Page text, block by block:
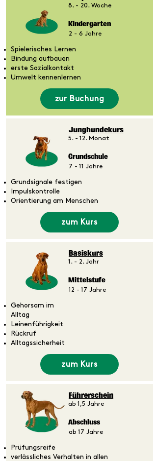
8. - 20. Woche
Kindergarten
2 - 6 Jahre
Spielerisches Lernen
Bindung aufbauen
erste Sozialkontakt
Umwelt kennenlernen
zur Buchung
Junghundekurs
5. - 12. Monat
Grundschule
7 - 11 Jahre
Grundsignale festigen
Impulskontrolle
Orientierung am Menschen
zum Kurs
Basiskurs
1. - 2. Jahr
Mittelstufe
12 - 17 Jahre
Gehorsam im
Alltag
Leinenführigkeit
Rückruf
Alltagssicherheit
zum Kurs
Führerschein
ab 1,5 Jahre
Abschluss
ab 17 Jahre
Prüfungsreife
verlässliches Verhalten in allen